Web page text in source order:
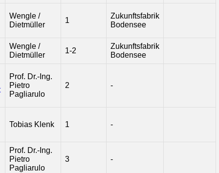
Wengle /
Dietmüller
1
Zukunftsfabrik
Bodensee
Wengle /
Dietmüller
1-2
Zukunftsfabrik
Bodensee
Prof. Dr.-Ing.
Pietro
Pagliarulo
2 -
Tobias Klenk 1 -
Prof. Dr.-Ing.
Pietro
Pagliarulo
3 -